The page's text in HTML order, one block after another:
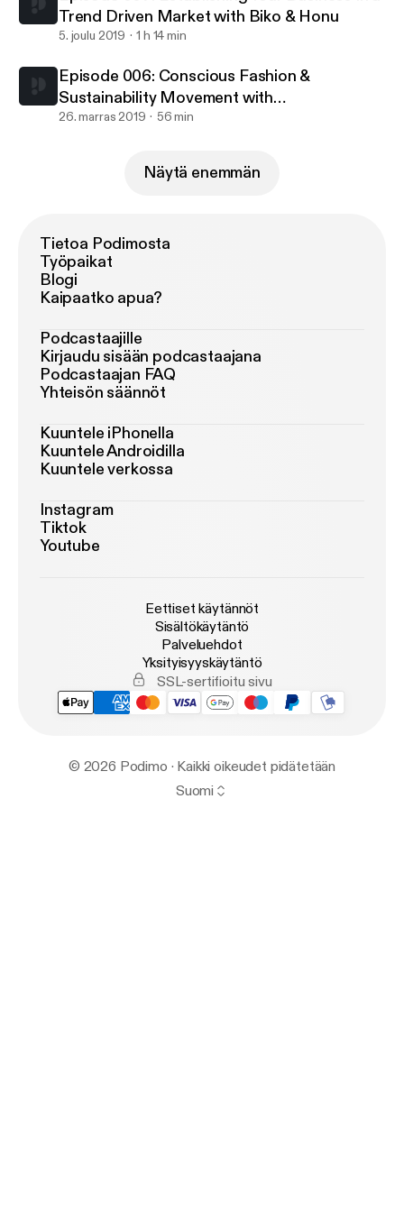
Trend Driven Market with Biko & Honu
5. joulu 2019 1 h 14 min
Episode 006: Conscious Fashion &
Sustainability Movement with
Nolongerminee & Rafheoo
26. marras 2019 56 min
Näytä enemmän
Tietoa Podimosta
Työpaikat
Blogi
Kaipaatko apua?
Podcastaajille
Kirjaudu sisään podcastaajana
Podcastaajan FAQ
Yhteisön säännöt
Kuuntele iPhonella
Kuuntele Androidilla
Kuuntele verkossa
Instagram
Tiktok
Youtube
Eettiset käytännöt
Sisältökäytäntö
Palveluehdot
Yksityisyyskäytäntö
SSL-sertifioitu sivu
© 2026 Podimo · Kaikki oikeudet pidätetään
Suomi